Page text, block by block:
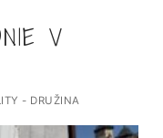
V
- DRUŽINA